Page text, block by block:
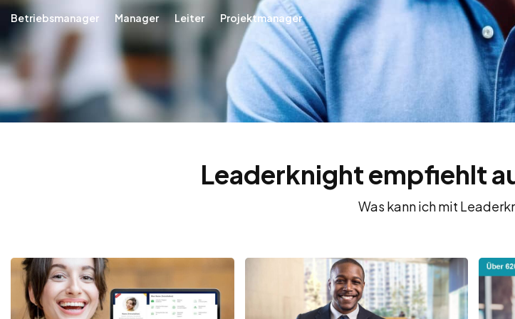
Betriebsmanager Manager Leiter Projektmanager
Leaderknight empfiehlt
Was kann ich mit